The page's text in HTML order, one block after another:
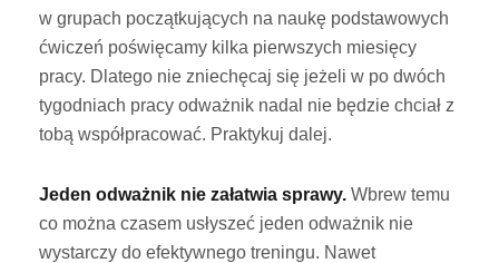
w grupach początkujących na naukę podstawowych
ćwiczeń poświęcamy kilka pierwszych miesięcy
pracy. Dlatego nie zniechęcaj się jeżeli w po dwóch
tygodniach pracy odważnik nadal nie będzie chciał z
tobą współpracować. Praktykuj dalej.
Jeden odważnik nie załatwia sprawy. Wbrew temu
co można czasem usłyszeć jeden odważnik nie
wystarczy do efektywnego treningu. Nawet